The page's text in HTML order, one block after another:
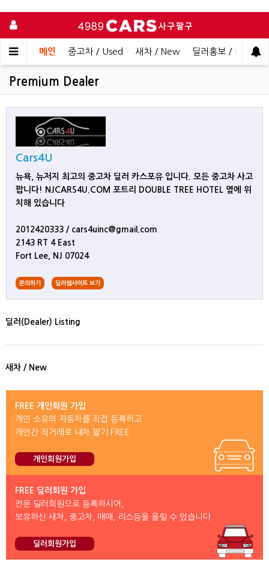
메인 중고차 / Used 새차 / New 딜러홍보 / Dealer
Premium Dealer
Cars4U
뉴욕, 뉴저지 최고의 중고차 딜러 카스포유 입니다. 모든 중고차 사고
팝니다! NJCARS4U.COM 포트리 DOUBLE TREE HOTEL 옆에 위
치해 있습니다
2012420333 / cars4uinc@gmail.com
2143 RT 4 East
Fort Lee, NJ 07024
문의하기 딜러웹사이트 보기
딜러(Dealer) Listing
새차 / New
FREE 개인회원 가입
개인 소유의 자동차를 직접 등록하고
개인간 직거래로 내차 팔기 FREE
개인회원가입
FREE 딜러회원 가입
전문 딜러회원으로 등록하시어,
보유하신 새차, 중고차, 매매, 리스등을 올릴 수 있습니다.
딜러회원가입